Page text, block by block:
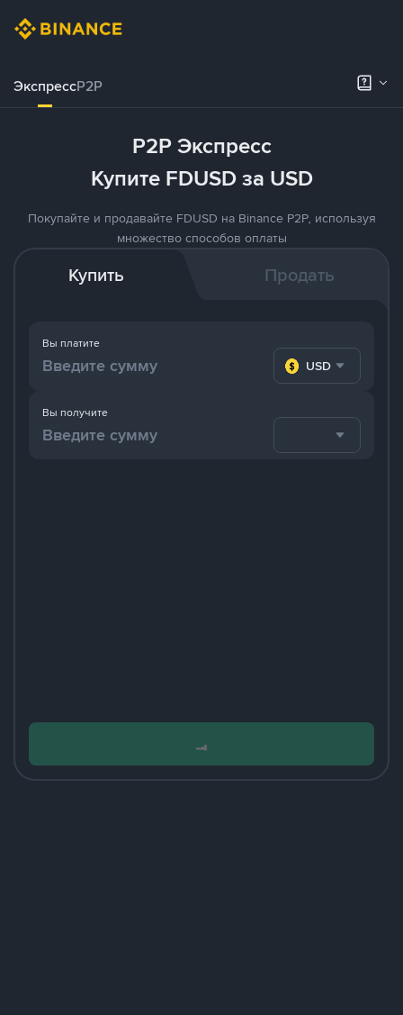
ЭкспрессP2P
P2P Экспресс
Купите FDUSD за USD
Покупайте и продавайте FDUSD на Binance P2P, используя
множество способов оплаты
Купить Продать
Вы платите
USD
Вы получите